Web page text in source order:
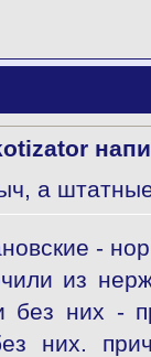
а
-
из
без них -
них.